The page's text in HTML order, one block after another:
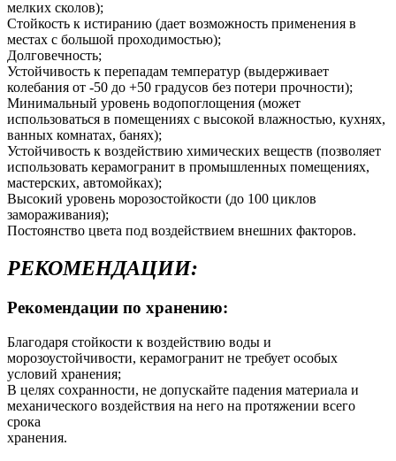
мелких сколов);
Стойкость к истиранию (дает возможность применения в
местах с большой проходимостью);
Долговечность;
Устойчивость к перепадам температур (выдерживает
колебания от -50 до +50 градусов без потери прочности);
Минимальный уровень водопоглощения (может
использоваться в помещениях с высокой влажностью, кухнях,
ванных комнатах, банях);
Устойчивость к воздействию химических веществ (позволяет
использовать керамогранит в промышленных помещениях,
мастерских, автомойках);
Высокий уровень морозостойкости (до 100 циклов
замораживания);
Постоянство цвета под воздействием внешних факторов.
РЕКОМЕНДАЦИИ:
Рекомендации по хранению:
Благодаря стойкости к воздействию воды и
морозоустойчивости, керамогранит не требует особых
условий хранения;
В целях сохранности, не допускайте падения материала и
механического воздействия на него на протяжении всего
срока
хранения.